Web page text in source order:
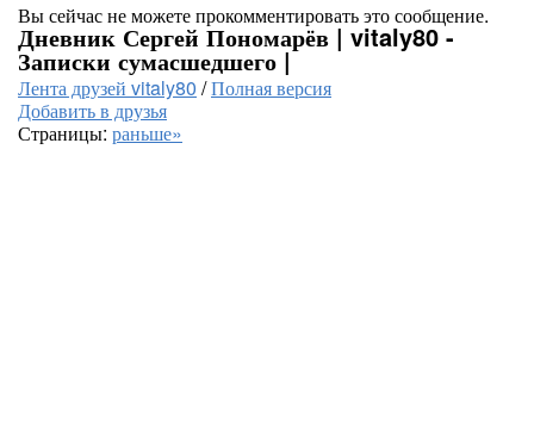
Вы сейчас не можете прокомментировать это сообщение.
Дневник Сергей Пономарёв | vitaly80 -
Записки сумасшедшего |
Лента друзей vitaly80 /Полная версия
Добавить в друзья
Страницы: раньше»